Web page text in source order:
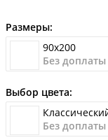
Размеры:
90x200
Без доплаты
Выбор цвета:
Без доплаты